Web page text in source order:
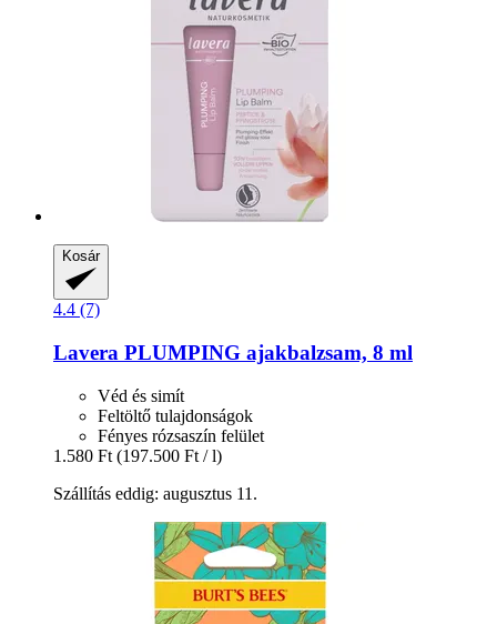
Kosár
4.4 (7)
Lavera PLUMPING ajakbalzsam, 8 ml
Véd és simít
Feltöltő tulajdonságok
Fényes rózsaszín felület
1.580 Ft (197.500 Ft / l)
Szállítás eddig: augusztus 11.